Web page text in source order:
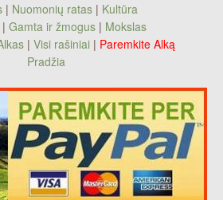
| Nuomonių ratas| Kultūra
| Gamta ir žmogus | Mokslas
| Visi rašiniai | Paremkite Alką
Pradžia